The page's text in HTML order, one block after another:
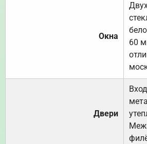
Окна
60
Двери